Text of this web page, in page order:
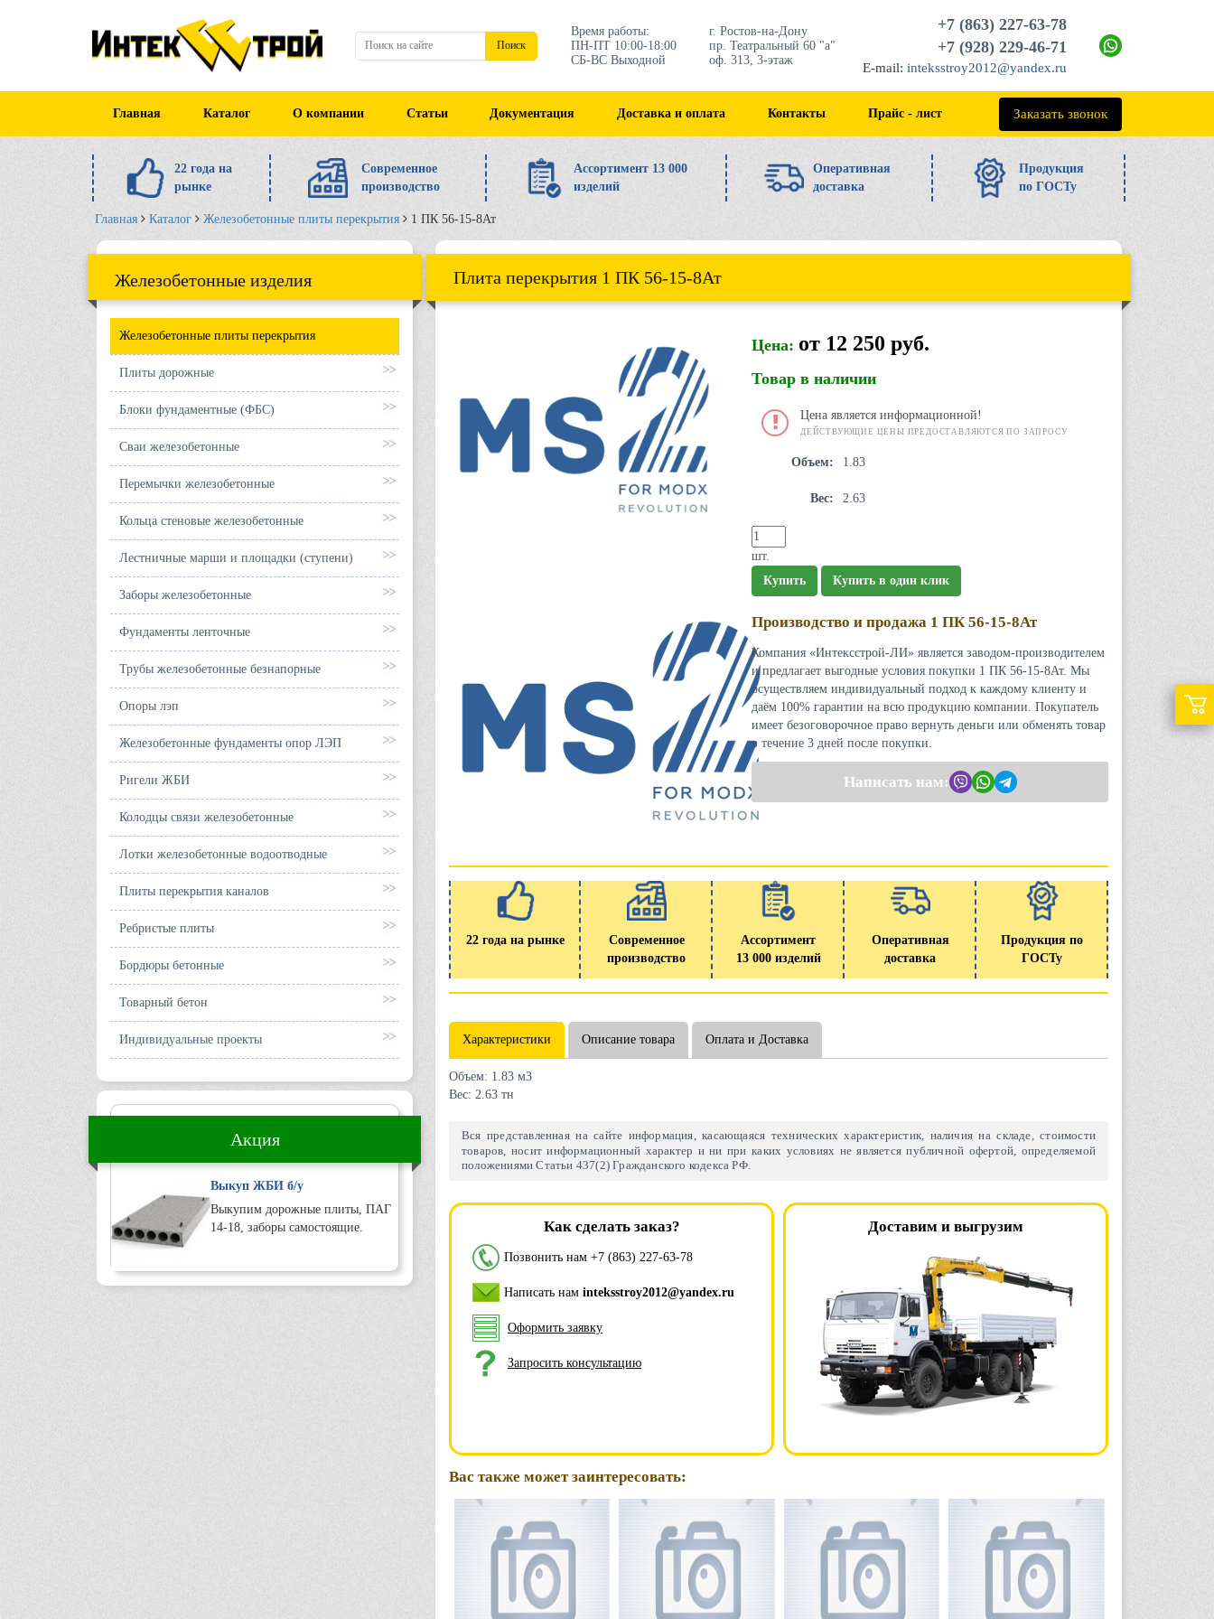
Поиск
Время работы:
ПН-ПТ 10:00-18:00
СБ-ВС Выходной
г. Ростов-на-Дону
пр. Театральный 60 "а"
оф. 313, 3-этаж
+7 (863) 227-63-78
+7 (928) 229-46-71
E-mail: inteksstroy2012@yandex.ru
Главная Каталог О компании Статьи Документация Доставка и оплата Контакты Прайс - лист +7 (863) 227-63-78
Заказать звонок
22 года на
рынке
Современное
производство
Ассортимент 13 000
изделий
Оперативная
доставка
Продукция
по ГОСТу
Главная Каталог Железобетонные плиты перекрытия 1 ПК 56-15-8Ат
Железобетонные изделия
Железобетонные плиты перекрытия
Плиты дорожные
Блоки фундаментные (ФБС)
Сваи железобетонные
Перемычки железобетонные
Кольца стеновые железобетонные
Лестничные марши и площадки (ступени)
Заборы железобетонные
Фундаменты ленточные
Трубы железобетонные безнапорные
Опоры лэп
Железобетонные фундаменты опор ЛЭП
Ригели ЖБИ
Колодцы связи железобетонные
Лотки железобетонные водоотводные
Плиты перекрытия каналов
Ребристые плиты
Бордюры бетонные
Товарный бетон
Индивидуальные проекты
Акция
Выкуп ЖБИ б/у
Выкупим дорожные плиты, ПАГ
14-18, заборы самостоящие.
Плита перекрытия 1 ПК 56-15-8Ат
Цена: от 12 250 руб.
Товар в наличии
Цена является информационной!
ДЕЙСТВУЮЩИЕ ЦЕНЫ ПРЕДОСТАВЛЯЮТСЯ ПО ЗАПРОСУ
Объем: 1.83
Вес: 2.63
шт.
Купить
Купить в один клик
Производство и продажа 1 ПК 56-15-8Ат
Компания «Интексстрой-ЛИ» является заводом-производителем
и предлагает выгодные условия покупки 1 ПК 56-15-8Ат. Мы
осуществляем индивидуальный подход к каждому клиенту и
даём 100% гарантии на всю продукцию компании. Покупатель
имеет безоговорочное право вернуть деньги или обменять товар
в течение 3 дней после покупки.
Написать нам:
22 года на рынке
Современное
производство
Ассортимент
13 000 изделий
Оперативная
доставка
Продукция по
ГОСТу
Характеристики Описание товара Оплата и Доставка
Объем: 1.83 м3
Вес: 2.63 тн
Вся представленная на сайте информация, касающаяся технических характеристик, наличия на складе, стоимости
товаров, носит информационный характер и ни при каких условиях не является публичной офертой, определяемой
положениями Статьи 437(2) Гражданского кодекса РФ.
Как сделать заказ?
Позвонить нам +7 (863) 227-63-78
Написать нам inteksstroy2012@yandex.ru
Оформить заявку
Запросить консультацию
Доставим и выгрузим
Вас также может заинтересовать: